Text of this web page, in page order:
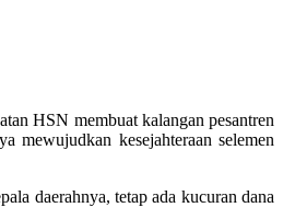
HSN membuat kalangan pesantren
mewujudkan kesejahteraan selemen
daerahnya, tetap ada kucuran dana